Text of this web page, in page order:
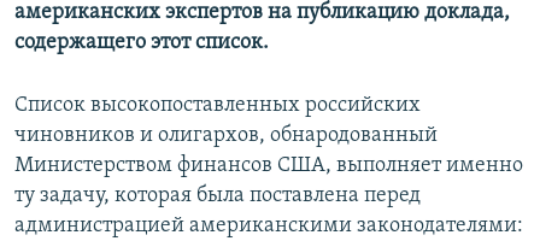
американских экспертов на публикацию доклада,
содержащего этот список.
Список высокопоставленных российских
чиновников и олигархов, обнародованный
Министерством финансов США, выполняет именно
ту задачу, которая была поставлена перед
администрацией американскими законодателями: